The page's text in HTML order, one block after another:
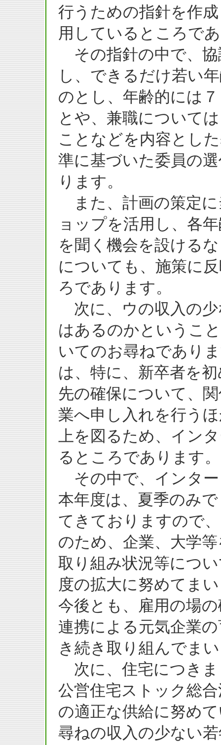
行うための指針を作
用しているところで
その指針の中で、協
し、できるだけ若い
のとし、年齢的には
とや、兼職について
ことなどを内容とし
準に基づいた委員の
ります。
また、計画の策定
ョップを活用し、各
を聞く機会を設ける
についても、施策に
ろであります。
次に、ウの収入の少
はあるのかというこ
いてのお尋ねであり
は、特に、新卒者を
先の確保について、
業へ申し入れを行う
上を図るため、イン
るところであります。
その中で、インタ
本年度は、夏季のみ
てきておりますので
のため、企業、大学
取り組み状況等につ
度の拡大に努めてま
今後とも、雇用の場
連携による元気企業
き続き取り組んでま
次に、住宅につきま
公営住宅ストック総
の適正な供給に努め
尋ねの収入の少ない